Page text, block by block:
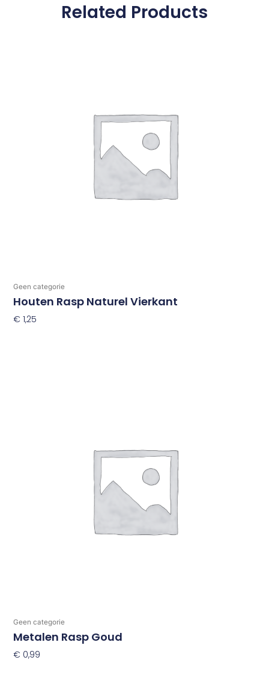
Related Products
Geen categorie
Houten Rasp Naturel Vierkant
€ 1,25
Geen categorie
Metalen Rasp Goud
€ 0,99